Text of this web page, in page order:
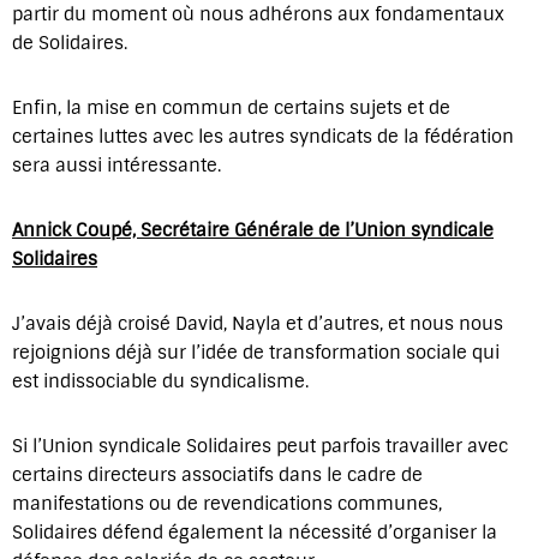
partir du moment où nous adhérons aux fondamentaux
de Solidaires.
Enfin, la mise en commun de certains sujets et de
certaines luttes avec les autres syndicats de la fédération
sera aussi intéressante.
Annick Coupé, Secrétaire Générale de l’Union syndicale
Solidaires
J’avais déjà croisé David, Nayla et d’autres, et nous nous
rejoignions déjà sur l’idée de transformation sociale qui
est indissociable du syndicalisme.
Si l’Union syndicale Solidaires peut parfois travailler avec
certains directeurs associatifs dans le cadre de
manifestations ou de revendications communes,
Solidaires défend également la nécessité d’organiser la